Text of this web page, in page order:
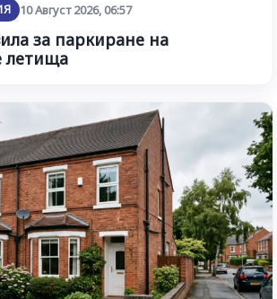
10 Август 2026, 06:57
за паркиране на
летища